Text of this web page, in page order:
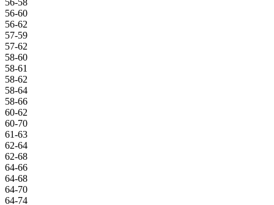
56-60
56-62
57-59
57-62
58-60
58-61
58-62
58-64
58-66
60-62
60-70
61-63
62-64
62-68
64-66
64-68
64-70
64-74